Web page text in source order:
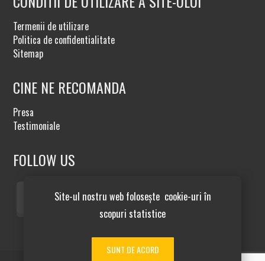
Site-ul nostru web folosește cookie-uri în
scopuri statistice
SUNT DE ACORD
Termenii de utilizare
Politica de confidentialitate
Sitemap
CINE NE RECOMANDA
Presa
Testimoniale
FOLLOW US